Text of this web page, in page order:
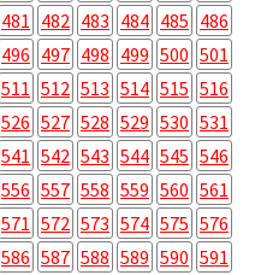
481 482 483 484 485 486
496 497 498 499 500 501
511 512 513 514 515 516
526 527 528 529 530 531
541 542 543 544 545 546
556 557 558 559 560 561
571 572 573 574 575 576
586 587 588 589 590 591